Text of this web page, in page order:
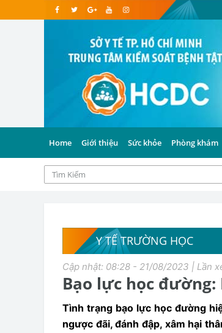
Home Giới thiệu Sức khỏe Phòng khám
Y TẾ TRƯỜNG HỌC
Cập nhật: 08:28 - 21/08/2023 | Lần
Bạo lực học
Tình trạng bạo lực học đường
ngược đãi, đánh đập, xâm hại